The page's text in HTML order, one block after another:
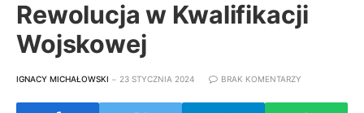
Rewolucja w Kwalifikacji
Wojskowej
IGNACY MICHAŁOWSKI 23 STYCZNIA 2024 BRAK KOMENTARZY